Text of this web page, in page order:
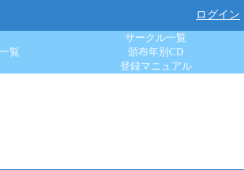
ログイン
サークル一覧
覧
頒布年別CD
登録マニュアル